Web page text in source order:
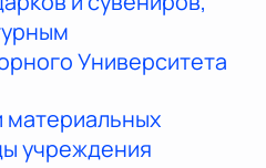
Университета
учреждения